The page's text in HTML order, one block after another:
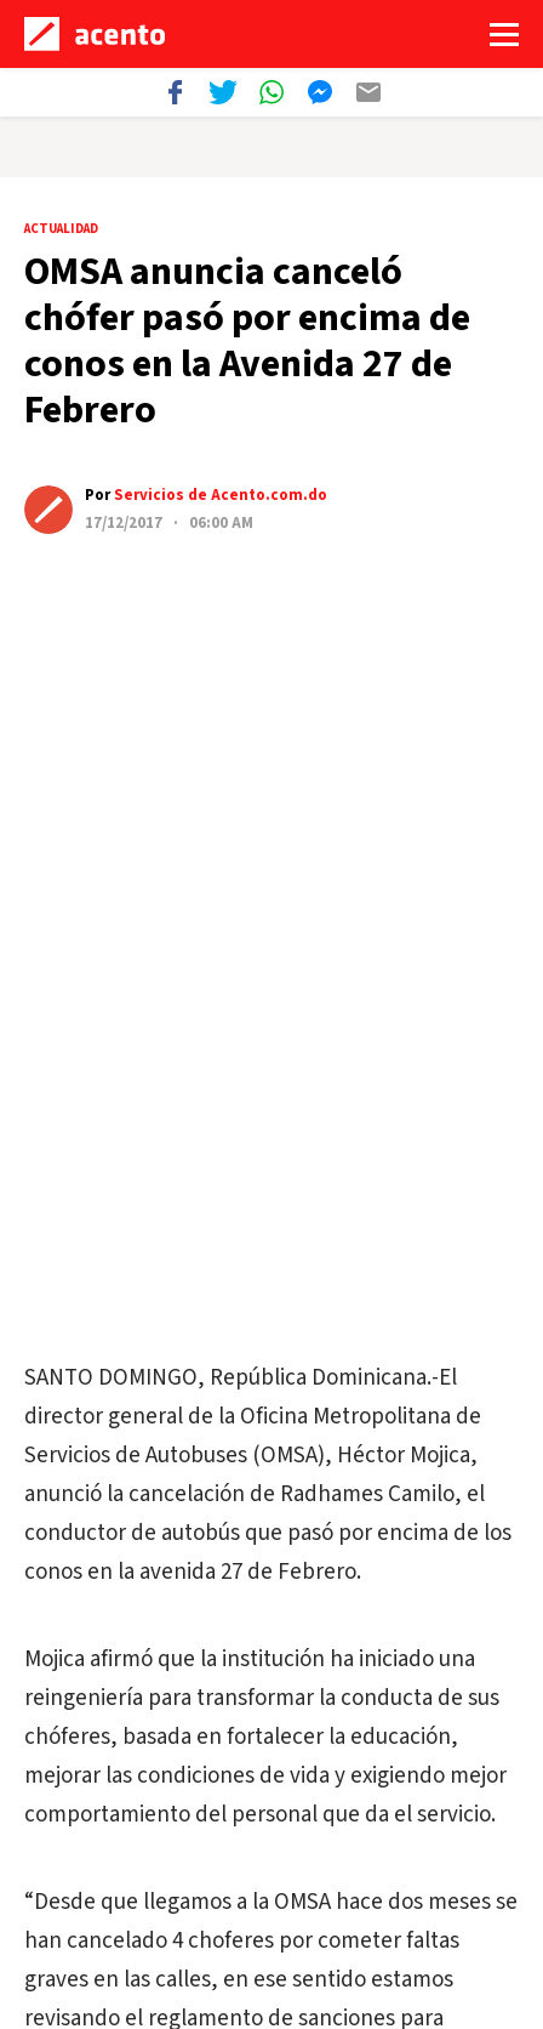
ACTUALIDAD
OMSA anuncia canceló
chófer pasó por encima de
conos en la Avenida 27 de
Febrero
PorServicios de Acento.com.do
17/12/2017 · 06:00 AM
SANTO DOMINGO, República Dominicana.-El
director general de la Oficina Metropolitana de
Servicios de Autobuses (OMSA), Héctor Mojica,
anunció la cancelación de Radhames Camilo, el
conductor de autobús que pasó por encima de los
conos en la avenida 27 de Febrero.
Mojica afirmó que la institución ha iniciado una
reingeniería para transformar la conducta de sus
chóferes, basada en fortalecer la educación,
mejorar las condiciones de vida y exigiendo mejor
comportamiento del personal que da el servicio.
“Desde que llegamos a la OMSA hace dos meses se
han cancelado 4 choferes por cometer faltas
graves en las calles, en ese sentido estamos
revisando el reglamento de sanciones para